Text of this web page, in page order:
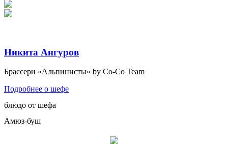
Никита Ангуров
Брассери «Альпинисты» by Co-Co Team
Подробнее о шефе
блюдо от шефа
Амюз-буш